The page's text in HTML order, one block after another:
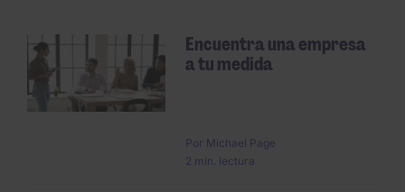
Encuentra una empresa
a tu medida
Por Michael Page
2 min. lectura